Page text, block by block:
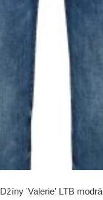
Džíny 'Valerie' LTB modrá